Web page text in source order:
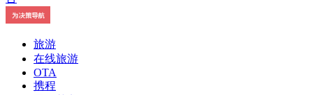
旅游
在线旅游
OTA
携程